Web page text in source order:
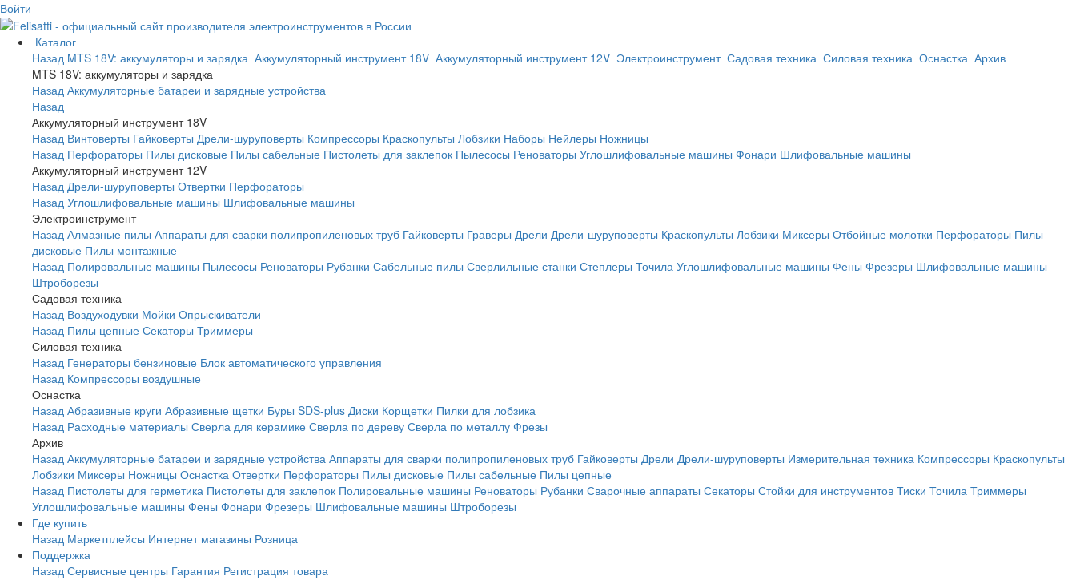
Войти
Каталог
Назад MTS 18V: аккумуляторы и зарядка Аккумуляторный инструмент 18V Аккумуляторный инструмент 12V Электроинструмент Садовая техника Силовая техника Оснастка Архив
MTS 18V: аккумуляторы и зарядка
Назад Аккумуляторные батареи и зарядные устройства
Назад
Аккумуляторный инструмент 18V
Назад Винтоверты Гайковерты Дрели-шуруповерты Компрессоры Краскопульты Лобзики Наборы Нейлеры Ножницы
Назад Перфораторы Пилы дисковые Пилы сабельные Пистолеты для заклепок Пылесосы Реноваторы Углошлифовальные машины Фонари Шлифовальные машины
Аккумуляторный инструмент 12V
Назад Дрели-шуруповерты Отвертки Перфораторы
Назад Углошлифовальные машины Шлифовальные машины
Электроинструмент
Назад Алмазные пилы Аппараты для сварки полипропиленовых труб Гайковерты Граверы Дрели Дрели-шуруповерты Краскопульты Лобзики Миксеры Отбойные молотки Перфораторы Пилы
дисковые Пилы монтажные
Назад Полировальные машины Пылесосы Реноваторы Рубанки Сабельные пилы Сверлильные станки Степлеры Точила Углошлифовальные машины Фены Фрезеры Шлифовальные машины
Штроборезы
Садовая техника
Назад Воздуходувки Мойки Опрыскиватели
Назад Пилы цепные Секаторы Триммеры
Силовая техника
Назад Генераторы бензиновые Блок автоматического управления
Назад Компрессоры воздушные
Оснастка
Назад Абразивные круги Абразивные щетки Буры SDS-plus Диски Корщетки Пилки для лобзика
Назад Расходные материалы Сверла для керамике Сверла по дереву Сверла по металлу Фрезы
Архив
Назад Аккумуляторные батареи и зарядные устройства Аппараты для сварки полипропиленовых труб Гайковерты Дрели Дрели-шуруповерты Измерительная техника Компрессоры Краскопульты
Лобзики Миксеры Ножницы Оснастка Отвертки Перфораторы Пилы дисковые Пилы сабельные Пилы цепные
Назад Пистолеты для герметика Пистолеты для заклепок Полировальные машины Реноваторы Рубанки Сварочные аппараты Секаторы Стойки для инструментов Тиски Точила Триммеры
Углошлифовальные машины Фены Фонари Фрезеры Шлифовальные машины Штроборезы
Где купить
Назад Маркетплейсы Интернет магазины Розница
Поддержка
Назад Сервисные центры Гарантия Регистрация товара